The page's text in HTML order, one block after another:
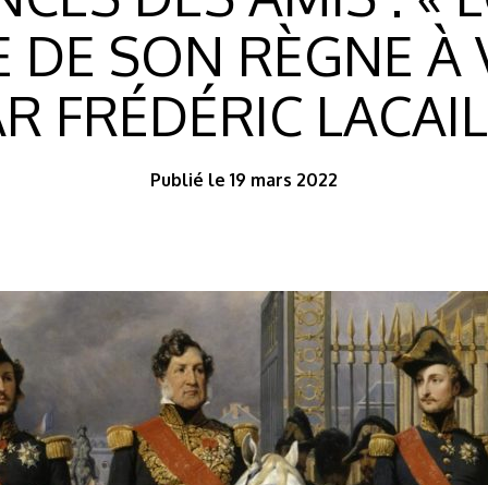
DE SON RÈGNE À
FRÉDÉRIC
Publié le 19 mars 2022